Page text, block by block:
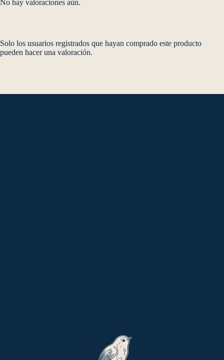
No hay valoraciones aún.
Solo los usuarios registrados que hayan comprado este producto
pueden hacer una valoración.